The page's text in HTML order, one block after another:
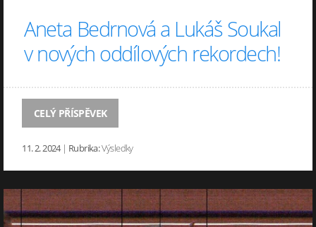
Aneta Bedrnová a Lukáš Soukal
v nových oddílových rekordech!
CELÝ PŘÍSPĚVEK
11. 2. 2024 | Rubrika:Výsledky